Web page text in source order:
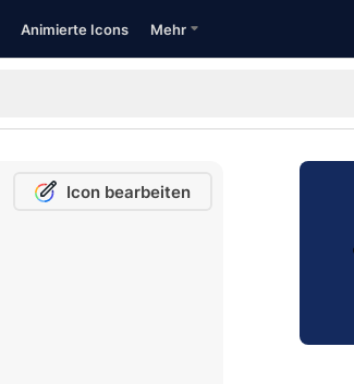
Animierte Icons Mehr
Icon bearbeiten